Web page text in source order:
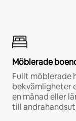
Möblerade
Fullt möblerade
bekvämligheter
en månad eller
till